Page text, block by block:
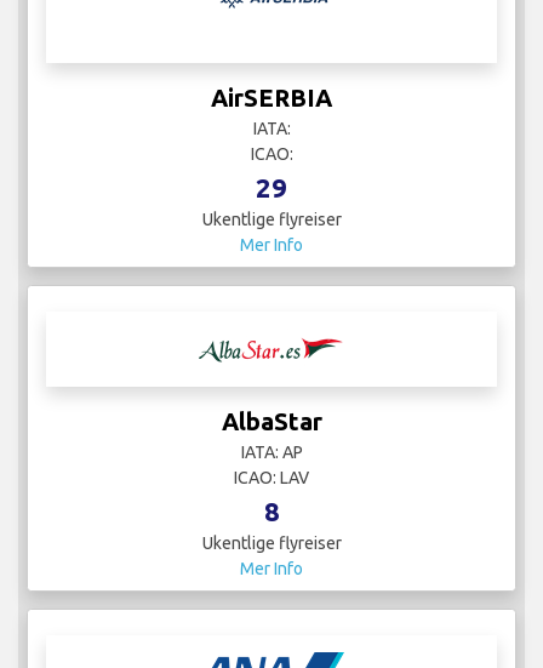
AirSERBIA
IATA:
ICAO:
29
Ukentlige flyreiser
Mer Info
AlbaStar
IATA: AP
ICAO: LAV
8
Ukentlige flyreiser
Mer Info